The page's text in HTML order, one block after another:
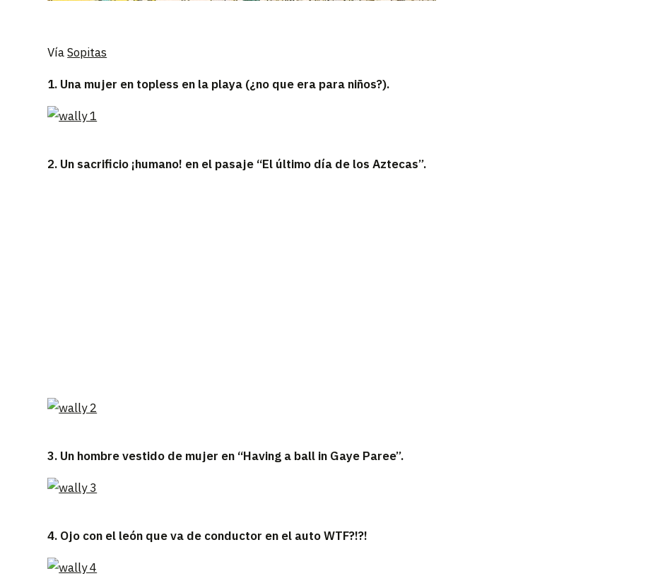
VíaSopitas
1. Una mujer en topless en la playa (¿no que era para niños?).
2. Un sacrificio ¡humano! en el pasaje “El último día de los Aztecas”.
3. Un hombre vestido de mujer en “Having a ball in Gaye Paree”.
4. Ojo con el león que va de conductor en el auto WTF?!?!